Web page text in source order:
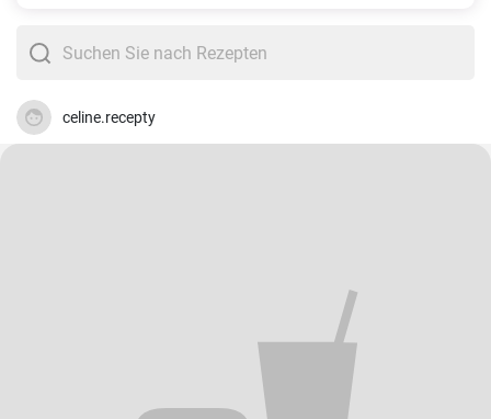
Faule Weiber Kuchen Rezept
Bratapfel , Palacinke - kroatische Palatschinken
celine.recepty